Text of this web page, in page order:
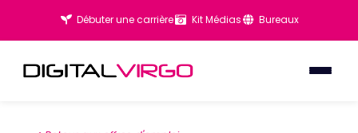
Débuter une carrière Kit Médias Bureaux